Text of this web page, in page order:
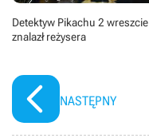
Detektyw Pikachu 2 wreszcie
znalazł reżysera
NASTĘPNY